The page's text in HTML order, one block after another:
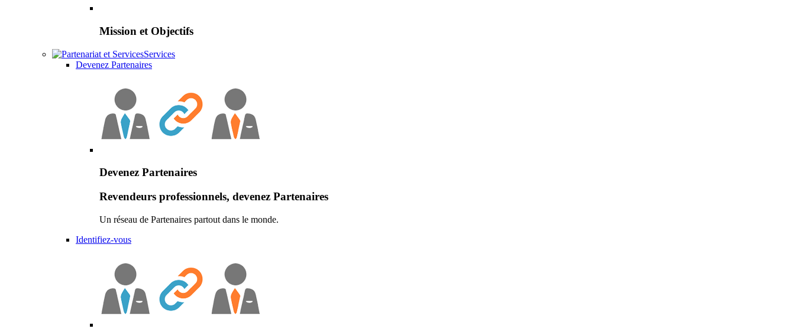
Mission et Objectifs
Services
Devenez Partenaires
Devenez Partenaires
Revendeurs professionnels, devenez Partenaires
Un réseau de Partenaires partout dans le monde.
Identifiez-vous